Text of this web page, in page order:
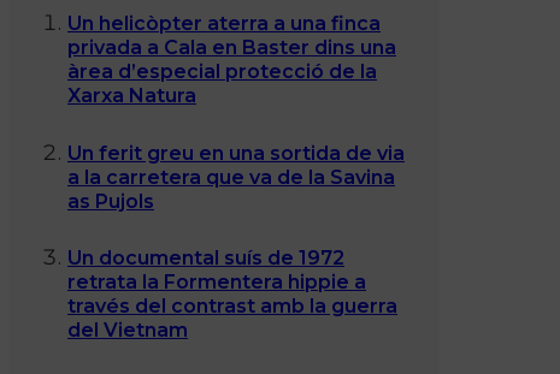
Un helicòpter aterra a una finca
privada a Cala en Baster dins una
àrea d’especial protecció de la
Xarxa Natura
Un ferit greu en una sortida de via
a la carretera que va de la Savina
as Pujols
Un documental suís de 1972
retrata la Formentera hippie a
través del contrast amb la guerra
del Vietnam